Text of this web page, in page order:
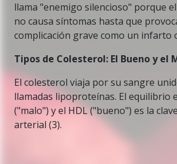
llama "enemigo silencioso" porque
no causa síntomas hasta que
complicación grave como un infarto
Tipos de Colesterol: El Bueno y el
El colesterol viaja por su sangre
llamadas lipoproteínas. El equilibrio
("malo") y el HDL ("bueno") es la
arterial (3).